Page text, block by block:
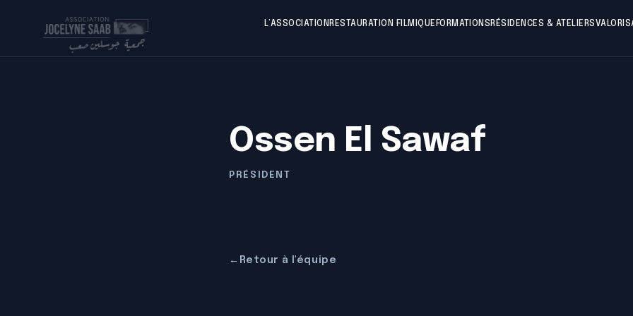
L’ASSOCIATION RESTAURATION FILMIQUE FORMATIONS RÉSIDENCES & ATELIERS
Ossen El Sawaf
PRÉSIDENT
← Retour à l'équipe